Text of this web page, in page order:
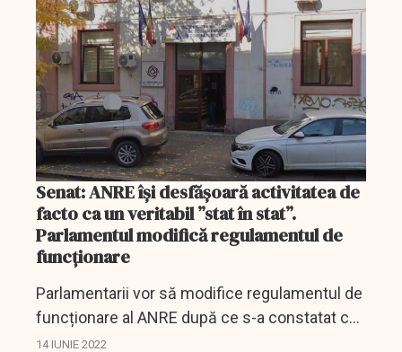
de la 18 ani la 16...
Senat: ANRE își desfășoară activitatea de
facto ca un veritabil ”stat în stat”.
Parlamentul modifică regulamentul de
funcționare
Parlamentarii vor să modifice regulamentul de
funcționare al ANRE după ce s-a constatat că
activitatea cestei autorități se desfășoară ca a
14 IUNIE 2022